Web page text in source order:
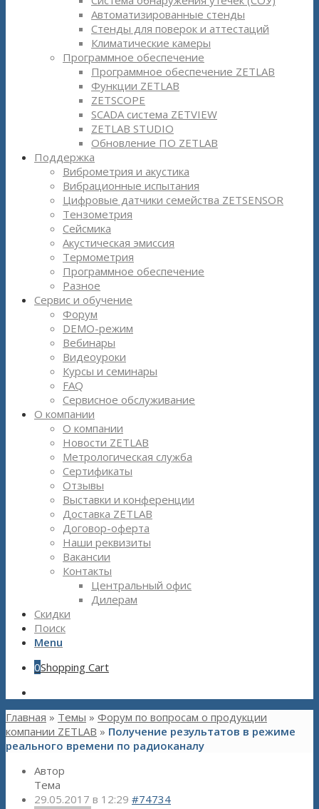
Автоматизированные стенды
Стенды для поверок и аттестаций
Климатические камеры
Программное обеспечение
Программное обеспечение ZETLAB
Функции ZETLAB
ZETSCOPE
SCADA система ZETVIEW
ZETLAB STUDIO
Обновление ПО ZETLAB
Поддержка
Виброметрия и акустика
Вибрационные испытания
Цифровые датчики семейства ZETSENSOR
Тензометрия
Сейсмика
Акустическая эмиссия
Термометрия
Программное обеспечение
Разное
Сервис и обучение
Форум
DEMO-режим
Вебинары
Видеоуроки
Курсы и семинары
FAQ
Сервисное обслуживание
О компании
О компании
Новости ZETLAB
Метрологическая служба
Сертификаты
Отзывы
Выставки и конференции
Доставка ZETLAB
Договор-оферта
Наши реквизиты
Вакансии
Контакты
Центральный офис
Дилерам
Скидки
Поиск
Menu
0Shopping Cart
Главная » Темы » Форум по вопросам о продукции
компании ZETLAB » Получение результатов в режиме
реального времени по радиоканалу
Автор
Тема
29.05.2017 в 12:29 #74734